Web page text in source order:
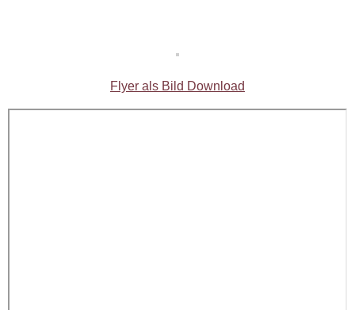
Flyer als Bild Download